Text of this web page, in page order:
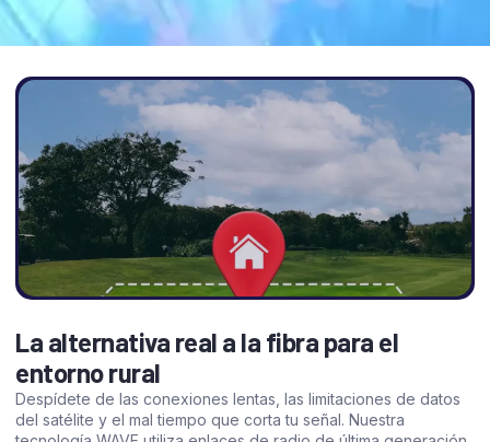
La alternativa real a la fibra para el
entorno rural
Despídete de las conexiones lentas, las limitaciones de datos
del satélite y el mal tiempo que corta tu señal. Nuestra